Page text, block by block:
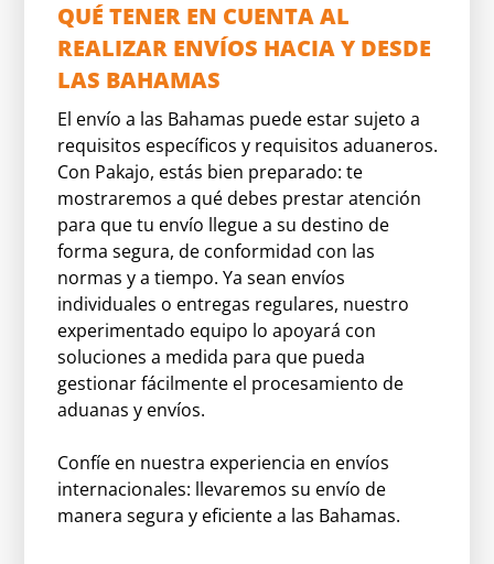
QUÉ TENER EN CUENTA AL
REALIZAR ENVÍOS HACIA Y DESDE
LAS BAHAMAS
El envío a las Bahamas puede estar sujeto a
requisitos específicos y requisitos aduaneros.
Con Pakajo, estás bien preparado: te
mostraremos a qué debes prestar atención
para que tu envío llegue a su destino de
forma segura, de conformidad con las
normas y a tiempo. Ya sean envíos
individuales o entregas regulares, nuestro
experimentado equipo lo apoyará con
soluciones a medida para que pueda
gestionar fácilmente el procesamiento de
aduanas y envíos.
Confíe en nuestra experiencia en envíos
internacionales: llevaremos su envío de
manera segura y eficiente a las Bahamas.